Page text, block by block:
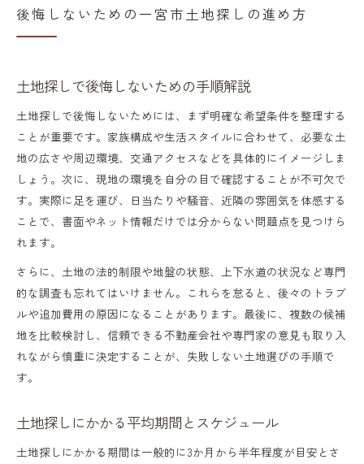
後悔しないための一宮市土地探しの進め方
土地探しで後悔しないための手順解説
土地探しで後悔しないためには、まず明確な希望条件を整理する
ことが重要です。家族構成や生活スタイルに合わせて、必要な土
地の広さや周辺環境、交通アクセスなどを具体的にイメージしま
しょう。次に、現地の環境を自分の目で確認することが不可欠で
す。実際に足を運び、日当たりや騒音、近隣の雰囲気を体感する
ことで、書面やネット情報だけでは分からない問題点を見つけら
れます。
さらに、土地の法的制限や地盤の状態、上下水道の状況など専門
的な調査も忘れてはいけません。これらを怠ると、後々のトラブ
ルや追加費用の原因になることがあります。最後に、複数の候補
地を比較検討し、信頼できる不動産会社や専門家の意見も取り入
れながら慎重に決定することが、失敗しない土地選びの手順で
す。
土地探しにかかる平均期間とスケジュール
土地探しにかかる期間は一般的に3か月から半年程度が目安とさ